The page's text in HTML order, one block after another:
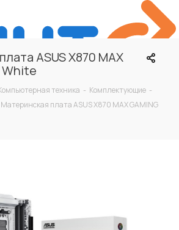
ASUS X870 MAX
White
техника - Комплектующие -
Материнская плата ASUS X870 MAX GAMING